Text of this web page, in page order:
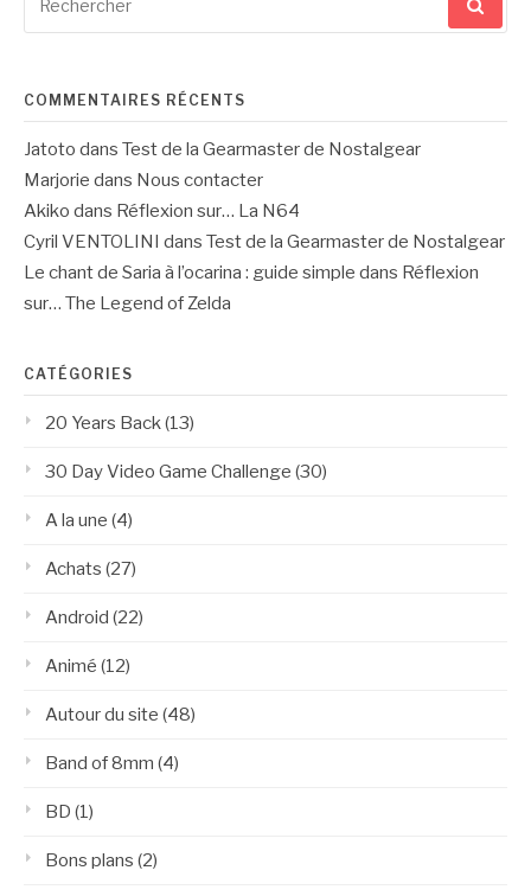
pour
COMMENTAIRES RÉCENTS
Jatoto dans Test de la Gearmaster de Nostalgear
Marjorie dans Nous contacter
Akiko dans Réflexion sur… La N64
Cyril VENTOLINI
dans Test de la Gearmaster de Nostalgear
Le chant de Saria à l’ocarina : guide simple dans Réflexion
sur… The Legend of Zelda
CATÉGORIES
20 Years Back(13)
30 Day Video Game Challenge (30)
A la une (4)
Achats (27)
Android (22)
Animé (12)
Autour du site (48)
Band of 8mm (4)
BD (1)
Bons plans (2)